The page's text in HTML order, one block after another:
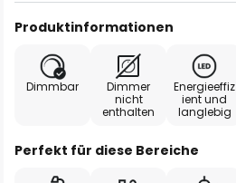
Produktinformationen
Dimmbar
Dimmer
nicht
enthalten
Energieeffiz
ient und
langlebig
Perfekt für diese Bereiche